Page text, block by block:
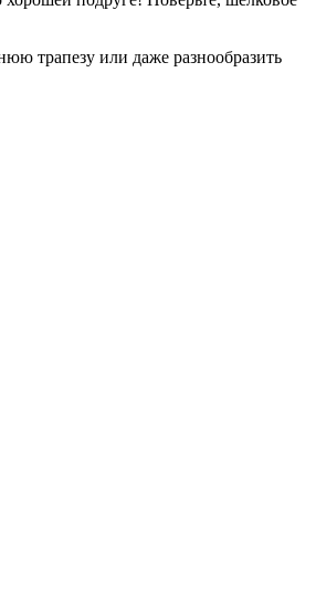
трапезу или даже разнообразить